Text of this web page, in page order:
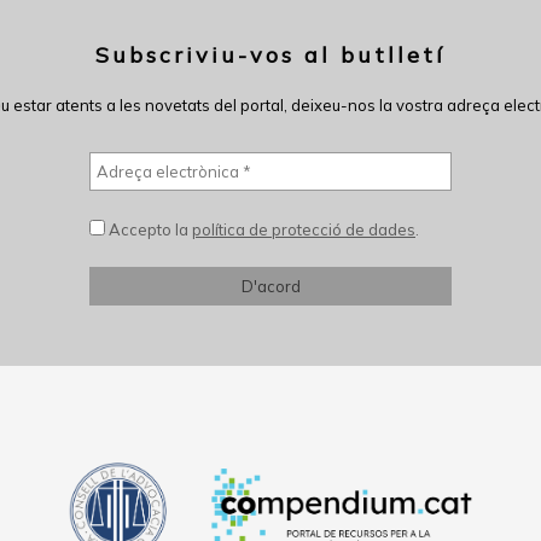
Subscriviu-vos al butlletí
estar atents a les novetats del portal, deixeu-nos la vostra adreça
Accepto la política de protecció de dades